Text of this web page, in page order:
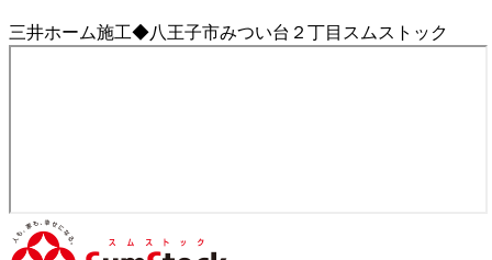
三井ホーム施工◆八王子市みつい台２丁目スムストック